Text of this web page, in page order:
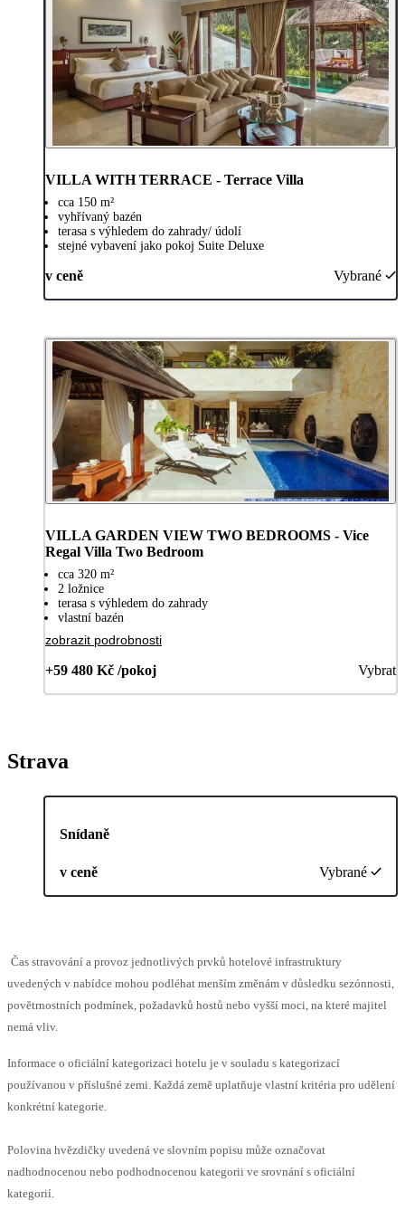
VILLA WITH TERRACE - Terrace Villa
cca 150 m²
vyhřívaný bazén
terasa s výhledem do zahrady/ údolí
stejné vybavení jako pokoj Suite Deluxe
v ceně Vybrané
VILLA GARDEN VIEW TWO BEDROOMS - Vice
Regal Villa Two Bedroom
cca 320 m²
2 ložnice
terasa s výhledem do zahrady
vlastní bazén
zobrazit podrobnosti
+59 480 Kč /pokoj Vybrat
Strava
Snídaně
v ceně Vybrané
Čas stravování a provoz jednotlivých prvků hotelové infrastruktury
uvedených v nabídce mohou podléhat menším změnám v důsledku sezónnosti,
povětrnostních podmínek, požadavků hostů nebo vyšší moci, na které majitel
nemá vliv.
Informace o oficiální kategorizaci hotelu je v souladu s kategorizací
používanou v příslušné zemi. Každá země uplatňuje vlastní kritéria pro udělení
konkrétní kategorie.
Polovina hvězdičky uvedená ve slovním popisu může označovat
nadhodnocenou nebo podhodnocenou kategorii ve srovnání s oficiální
kategorií.